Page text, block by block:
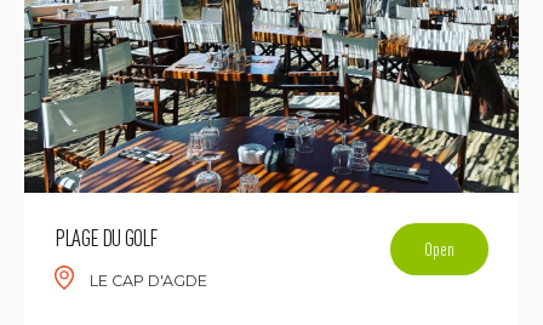
PLAGE DU GOLF
LE CAP D'AGDE
Open